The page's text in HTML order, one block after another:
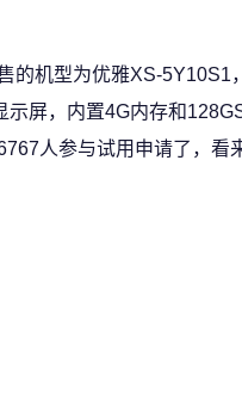
的机型为优雅XS-
示屏，内置4G内存和
人参与试用申请了，看